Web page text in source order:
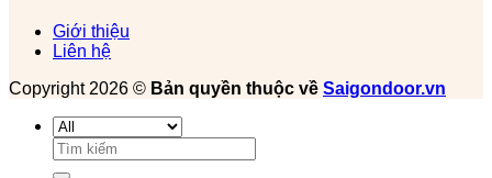
Giới thiệu
Liên hệ
Copyright 2026 © Bản quyền thuộc về Saigondoor.vn
Tìm
kiếm: